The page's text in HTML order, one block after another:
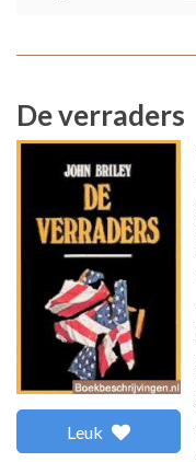
De verraders
Leuk